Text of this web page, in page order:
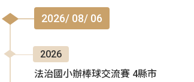
2026/ 08/ 06
2026
法治國小辦棒球交流賽 4縣市